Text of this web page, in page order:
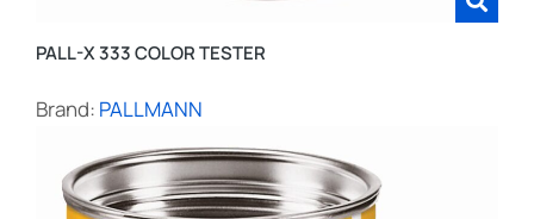
PALL-X 333 COLOR TESTER
Brand: PALLMANN